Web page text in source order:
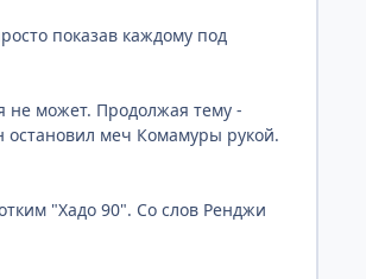
показав каждому под
не может. Продолжая тему -
остановил меч Комамуры рукой.
"Хадо 90". Со слов Ренджи